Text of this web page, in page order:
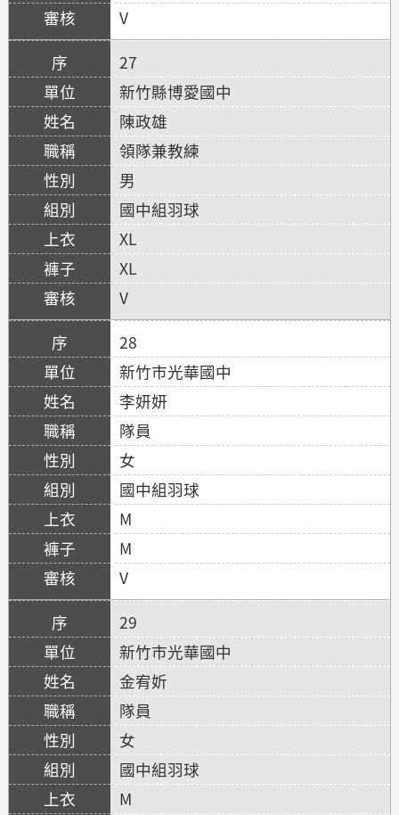
V
27
新竹縣博愛國中
陳政雄
領隊兼教練
男
國中組羽球
XL
XL
V
28
新竹市光華國中
李妍妍
隊員
女
國中組羽球
M
M
V
29
新竹市光華國中
金宥妡
隊員
女
國中組羽球
M